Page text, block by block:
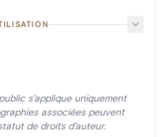
s'applique uniquement
associées peuvent
de droits d'auteur.